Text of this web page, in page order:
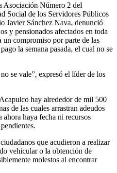
Asociación Número 2 del
Social de los Servidores Públicos
Javier Sánchez Nava, denunció
y pensionados afectados en toda
compromiso por parte de las
la semana pasada, el cual no se
se vale”, expresó el líder de los
hay alrededor de mil 500
de las cuales arrastran adeudos
ahora haya fecha ni recursos
que acudieron a realizar
vehicular o la obtención de
molestos al encontrar